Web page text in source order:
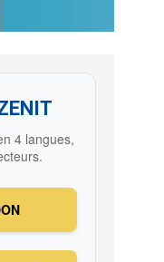
4 langues,